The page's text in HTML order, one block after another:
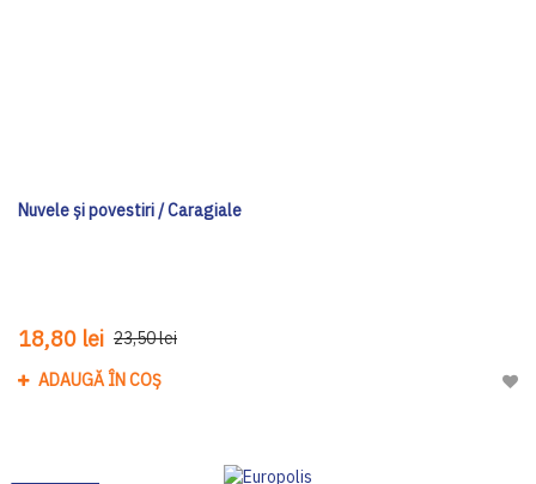
Nuvele și povestiri / Caragiale
18,80 lei 23,50 lei
ADAUGĂ ÎN COȘ